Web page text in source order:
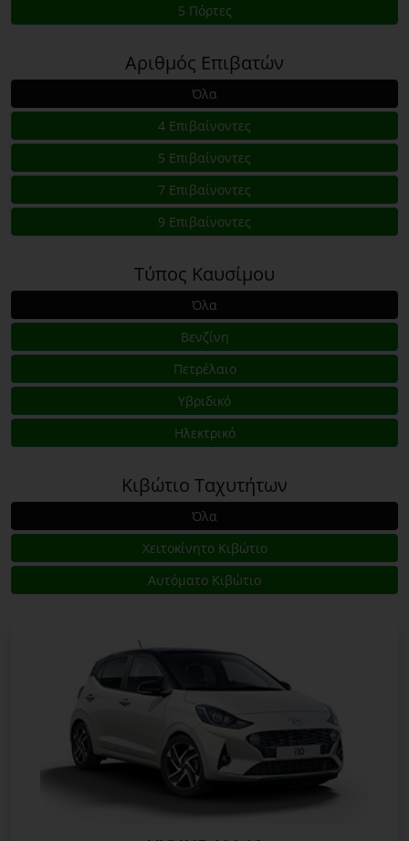
5 Πόρτες
Αριθμός Επιβατών
Όλα
4 Επιβαίνοντες
5 Επιβαίνοντες
7 Επιβαίνοντες
9 Επιβαίνοντες
Τύπος Καυσίμου
Όλα
Βενζίνη
Πετρέλαιο
Υβριδικό
Ηλεκτρικό
Κιβώτιο Ταχυτήτων
Όλα
Χειτοκίνητο Κιβώτιο
Αυτόματο Κιβώτιο